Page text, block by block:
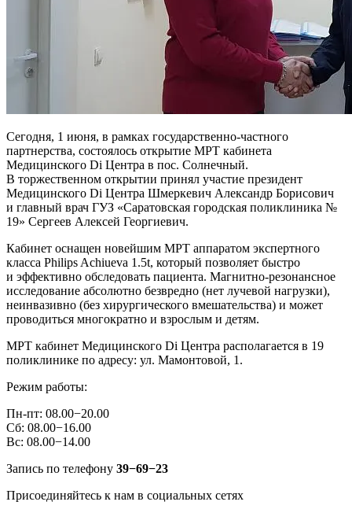
Сегодня, 1 июня, в рамках государственно-частного
партнерства, состоялось открытие МРТ кабинета
Медицинского Di Центра в пос. Солнечный.
В торжественном открытии принял участие президент
Медицинского Di Центра Шмеркевич Александр Борисович
и главный врач ГУЗ «Саратовская городская поликлиника №
19» Сергеев Алексей Георгиевич.
Кабинет оснащен новейшим МРТ аппаратом экспертного
класса Philips Achiueva 1.5t, который позволяет быстро
и эффективно обследовать пациента. Магнитно-резонансное
исследование абсолютно безвредно (нет лучевой нагрузки),
неинвазивно (без хирургического вмешательства) и может
проводиться многократно и взрослым и детям.
МРТ кабинет Медицинского Di Центра располагается в 19
поликлинике по адресу: ул. Мамонтовой, 1.
Режим работы:
Пн-пт: 08.00−20.00
Сб: 08.00−16.00
Вс: 08.00−14.00
Запись по телефону 39−69−23
Присоединяйтесь к нам в социальных сетях